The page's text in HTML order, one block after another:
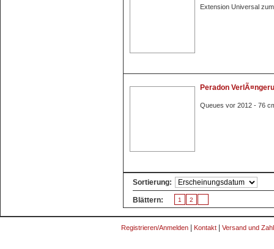
Extension Universal
Peradon
Queues vor 2012 - 76
Sortierung:
Blättern: 1 2
Registrieren/Anmelden Kontakt Versand und